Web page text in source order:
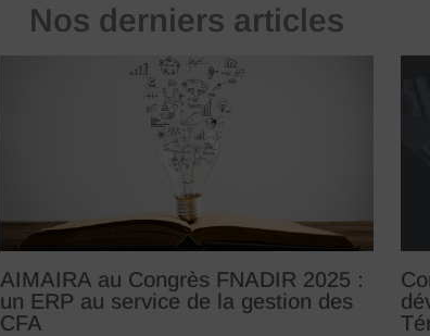
Nos derniers articles
AIMAIRA au Congrès FNADIR 2025 :
un ERP au service de la gestion des
CFA